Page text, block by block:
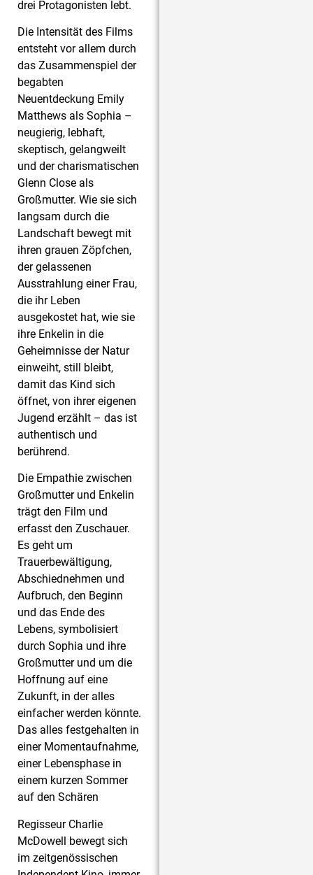
drei Protagonisten lebt.
Die Intensität des Films
entsteht vor allem durch
das Zusammenspiel der
begabten
Neuentdeckung Emily
Matthews als Sophia –
neugierig, lebhaft,
skeptisch, gelangweilt
und der charismatischen
Glenn Close als
Großmutter. Wie sie sich
langsam durch die
Landschaft bewegt mit
ihren grauen Zöpfchen,
der gelassenen
Ausstrahlung einer Frau,
die ihr Leben
ausgekostet hat, wie sie
ihre Enkelin in die
Geheimnisse der Natur
einweiht, still bleibt,
damit das Kind sich
öffnet, von ihrer eigenen
Jugend erzählt – das ist
authentisch und
berührend.
Die Empathie zwischen
Großmutter und Enkelin
trägt den Film und
erfasst den Zuschauer.
Es geht um
Trauerbewältigung,
Abschiednehmen und
Aufbruch, den Beginn
und das Ende des
Lebens, symbolisiert
durch Sophia und ihre
Großmutter und um die
Hoffnung auf eine
Zukunft, in der alles
einfacher werden könnte.
Das alles festgehalten in
einer Momentaufnahme,
einer Lebensphase in
einem kurzen Sommer
auf den Schären
Regisseur Charlie
McDowell bewegt sich
im zeitgenössischen